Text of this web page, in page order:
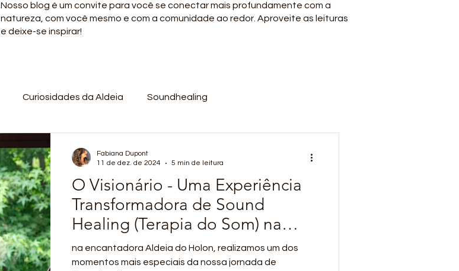
Nosso blog é um convite para você se conectar mais profundamente com a
natureza, com você mesmo e com a comunidade ao redor. Aproveite as leituras
e deixe-se inspirar!
Curiosidades da Aldeia Soundhealing
O Visionário - Uma Experiência
Transformadora de Sound
Healing (Terapia do Som) na
Aldeia do Holon
na encantadora Aldeia do Holon, realizamos um dos
momentos mais especiais da nossa jornada de
Fabiana Dupont
11 de dez. de 2024
5 min de leitura